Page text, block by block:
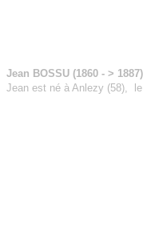
Jean BOSSU (1860 - > 1887)
Jean est né à Anlezy (58),